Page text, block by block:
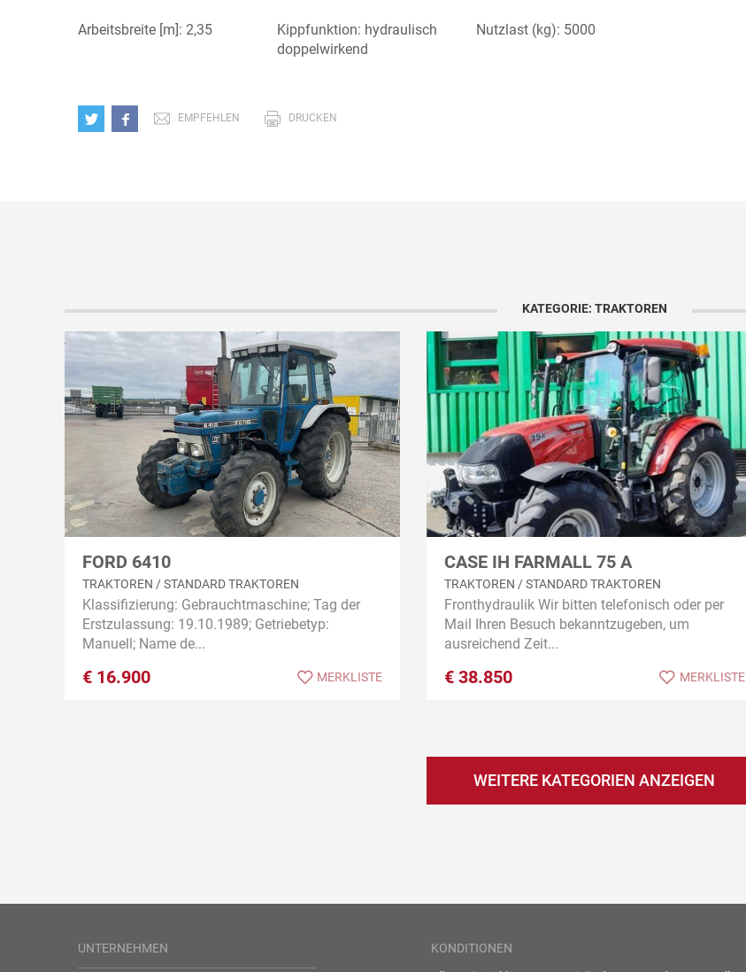
Arbeitsbreite [m]: 2,35
Kippfunktion: hydraulisch
doppelwirkend
Nutzlast (kg): 5000
EMPFEHLEN DRUCKEN
KATEGORIE: TRAKTOREN
FORD 6410
TRAKTOREN / STANDARD TRAKTOREN
Klassifizierung: Gebrauchtmaschine; Tag der
Erstzulassung: 19.10.1989; Getriebetyp:
Manuell; Name de...
€ 16.900 MERKLISTE
CASE IH FARMALL 75 A
TRAKTOREN / STANDARD TRAKTOREN
Fronthydraulik Wir bitten telefonisch oder per
Mail Ihren Besuch bekanntzugeben, um
ausreichend Zeit...
€ 38.850 MERKLISTE
WEITERE KATEGORIEN ANZEIGEN
UNTERNEHMEN
KONDITIONEN